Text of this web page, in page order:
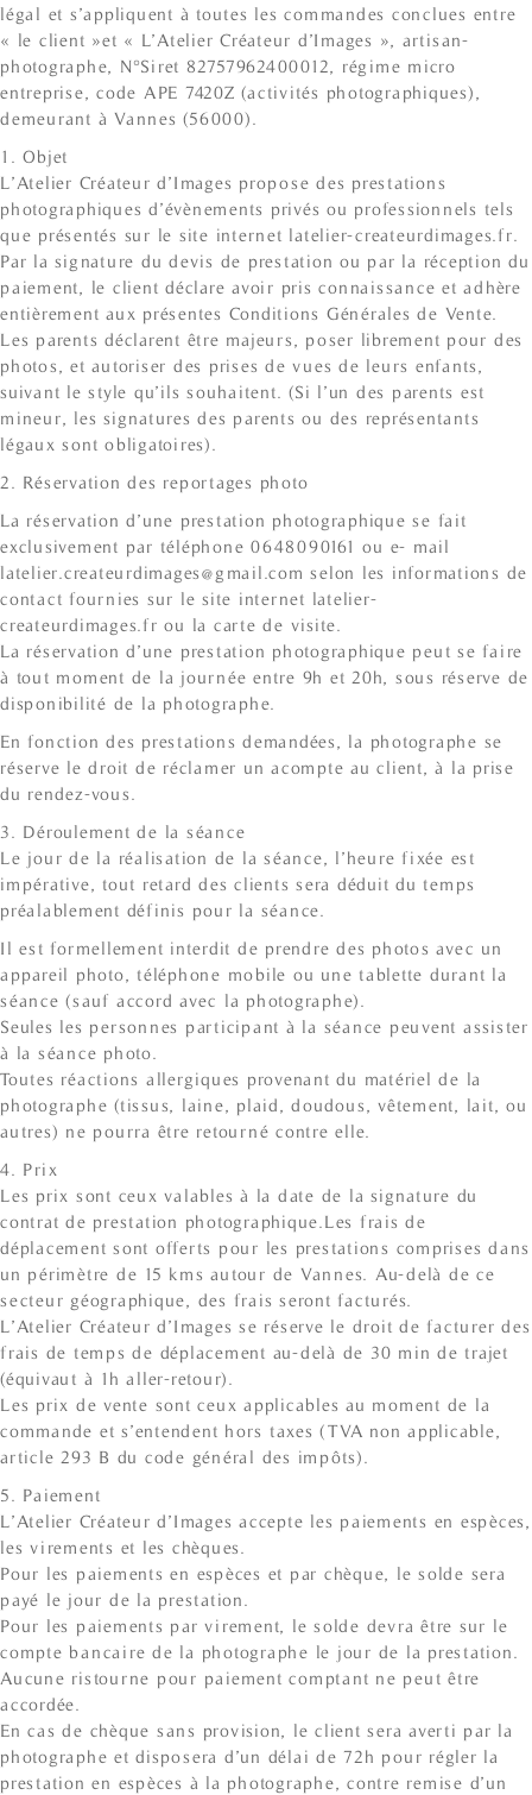
légal et s’appliquent à toutes les commandes conclues entre
« le client »et « L’Atelier Créateur d’Images », artisan-
photographe, N°Siret 82757962400012, régime micro
entreprise, code APE 7420Z (activités photographiques),
demeurant à Vannes (56000).
1. Objet
L’Atelier Créateur d’Images propose des prestations
photographiques d’évènements privés ou professionnels tels
que présentés sur le site internet latelier-createurdimages.fr.
Par la signature du devis de prestation ou par la réception du
paiement, le client déclare avoir pris connaissance et adhère
entièrement aux présentes Conditions Générales de Vente.
Les parents déclarent être majeurs, poser librement pour des
photos, et autoriser des prises de vues de leurs enfants,
suivant le style qu’ils souhaitent. (Si l’un des parents est
mineur, les signatures des parents ou des représentants
légaux sont obligatoires).
2. Réservation des reportages photo
La réservation d’une prestation photographique se fait
exclusivement par téléphone 0648090161 ou e- mail
latelier.createurdimages@gmail.com selon les informations de
contact fournies sur le site internet latelier-
createurdimages.fr ou la carte de visite.
La réservation d’une prestation photographique peut se faire
à tout moment de la journée entre 9h et 20h, sous réserve de
disponibilité de la photographe.
En fonction des prestations demandées, la photographe se
réserve le droit de réclamer un acompte au client, à la prise
du rendez-vous.
3. Déroulement de la séance
Le jour de la réalisation de la séance, l’heure fixée est
impérative, tout retard des clients sera déduit du temps
préalablement définis pour la séance.
Il est formellement interdit de prendre des photos avec un
appareil photo, téléphone mobile ou une tablette durant la
séance (sauf accord avec la photographe).
Seules les personnes participant à la séance peuvent assister
à la séance photo.
Toutes réactions allergiques provenant du matériel de la
photographe (tissus, laine, plaid, doudous, vêtement, lait, ou
autres) ne pourra être retourné contre elle.
4. Prix
Les prix sont ceux valables à la date de la signature du
contrat de prestation photographique.Les frais de
déplacement sont offerts pour les prestations comprises dans
un périmètre de 15 kms autour de Vannes. Au-delà de ce
secteur géographique, des frais seront facturés.
L’Atelier Créateur d’Images se réserve le droit de facturer des
frais de temps de déplacement au-delà de 30 min de trajet
(équivaut à 1h aller-retour).
Les prix de vente sont ceux applicables au moment de la
commande et s’entendent hors taxes (TVA non applicable,
article 293 B du code général des impôts).
5. Paiement
L’Atelier Créateur d’Images accepte les paiements en espèces,
les virements et les chèques.
Pour les paiements en espèces et par chèque, le solde sera
payé le jour de la prestation.
Pour les paiements par virement, le solde devra être sur le
compte bancaire de la photographe le jour de la prestation.
Aucune ristourne pour paiement comptant ne peut être
accordée.
En cas de chèque sans provision, le client sera averti par la
photographe et disposera d’un délai de 72h pour régler la
prestation en espèces à la photographe, contre remise d’un